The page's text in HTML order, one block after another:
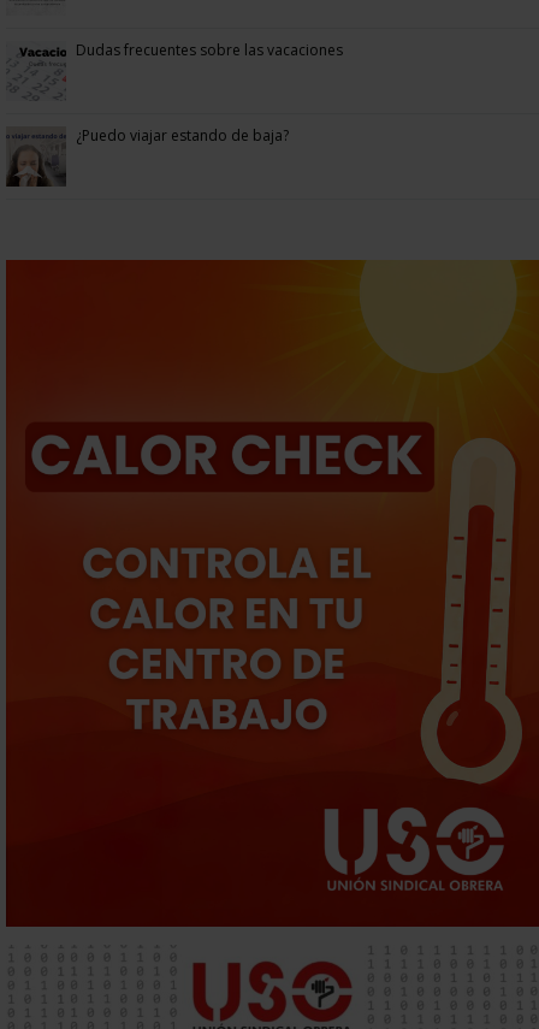
Dudas frecuentes sobre las vacaciones
¿Puedo viajar estando de baja?